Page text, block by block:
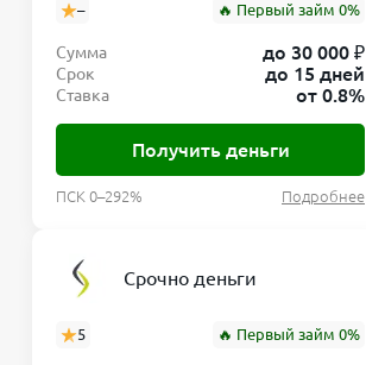
– 🔥 Первый займ 0%
Сумма до 30 000 ₽
Срок до 15 дней
Ставка от 0.8%
Получить деньги
ПСК 0–292% Подробнее
Срочно деньги
5 🔥 Первый займ 0%